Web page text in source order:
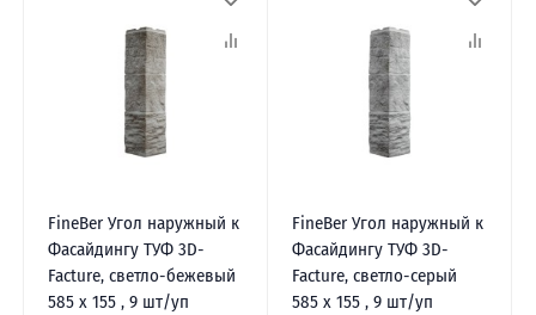
FineBer Угол наружный к
Фасайдингу ТУФ 3D-
Facture, светло-бежевый
585 х 155 , 9 шт/уп
FineBer Угол наружный к
Фасайдингу ТУФ 3D-
Facture, светло-серый
585 х 155 , 9 шт/уп